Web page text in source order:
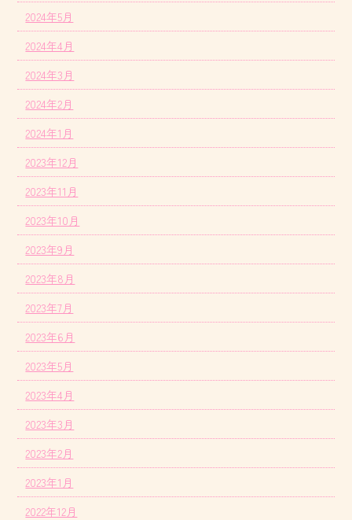
2024年5月
2024年4月
2024年3月
2024年2月
2024年1月
2023年12月
2023年11月
2023年10月
2023年9月
2023年8月
2023年7月
2023年6月
2023年5月
2023年4月
2023年3月
2023年2月
2023年1月
2022年12月